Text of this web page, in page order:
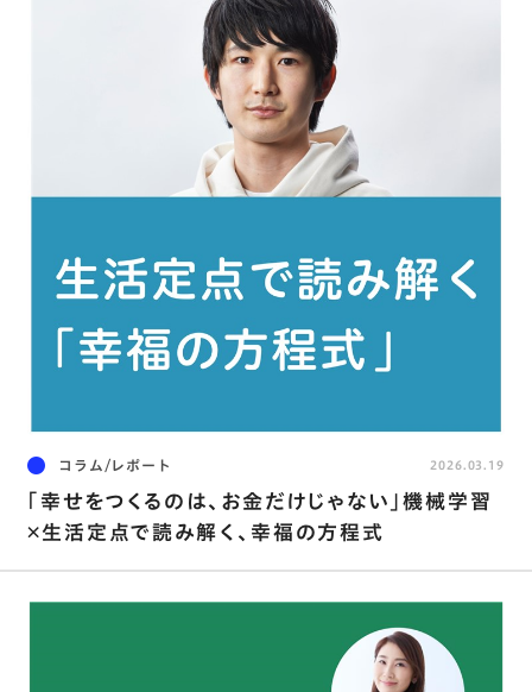
コラム/レポート
｢幸せをつくるのは、お金だけじゃない｣機械学習
×生活定点で読み解く、幸福の方程式
2026.03.19